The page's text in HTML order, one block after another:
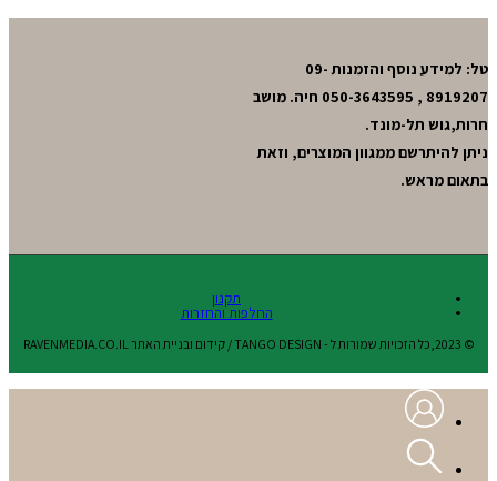
טל: למידע נוסף והזמנות 09-
8919207 , 050-3643595 חיה. מושב
חרות,גוש תל-מונד.
ניתן להיתרשם ממגוון המוצרים, וזאת
בתאום מראש.
תקנון
החלפות והחזרות
© 2023,כל הזכויות שמורות ל - TANGO DESIGN / קידום ובניית האתר RAVENMEDIA.CO.IL